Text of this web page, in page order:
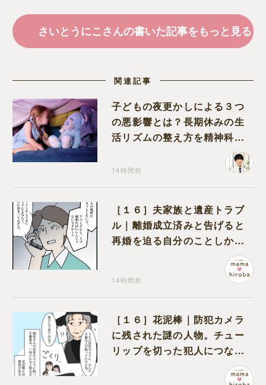
さいとうにこさんの書いた記事をもっと見る
関連記事
子どもの夜更かしによる３つ
の悪影響とは？長期休みの生
活リズムの整え方を精神科医
14時間前
［１６］夫家族と遺産トラブ
ル｜離婚成立済みと告げると
再婚を迫る自分のことしか考
14時間前
［１６］花泥棒｜防犯カメラ
に残された謎の人物。チュー
リップを切った犯人につなが
る証拠になるのか期待する